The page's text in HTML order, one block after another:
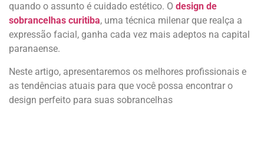
quando o assunto é cuidado estético. O design de
sobrancelhas curitiba, uma técnica milenar que realça a
expressão facial, ganha cada vez mais adeptos na capital
paranaense.
Neste artigo, apresentaremos os melhores profissionais e
as tendências atuais para que você possa encontrar o
design perfeito para suas sobrancelhas